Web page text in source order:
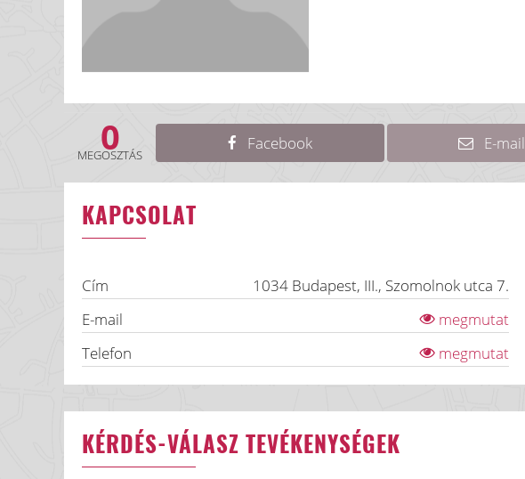
0
MEGOSZTÁS
Facebook E-mail
KAPCSOLAT
Cím 1034 Budapest, III., Szomolnok utca 7.
E-mail
megmutat
Telefon
megmutat
KÉRDÉS-VÁLASZ TEVÉKENYSÉGEK